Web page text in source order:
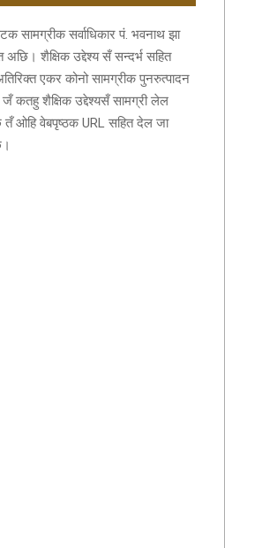
सामग्रीक सर्वाधिकार पं. भवनाथ झा
अछि। शैक्षिक उद्देश्य सँ सन्दर्भ सहित
एकर कोनो सामग्रीक पुनरुत्पादन
कतहु शैक्षिक उद्देश्यसँ सामग्री लेल
तँ ओहि वेबपृष्ठक URL सहित देल जा